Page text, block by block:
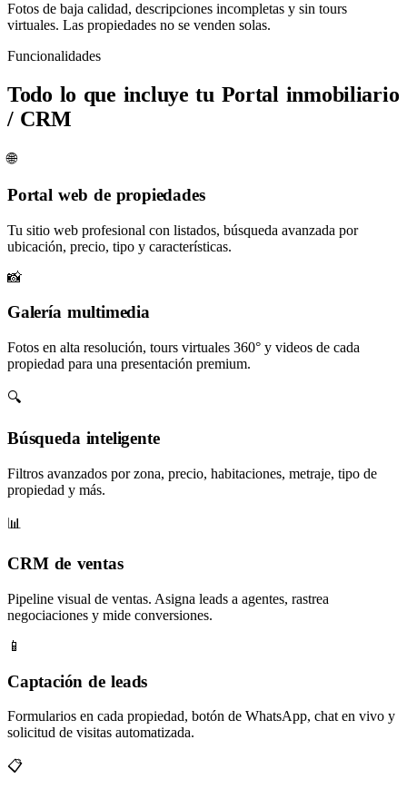
Fotos de baja calidad, descripciones incompletas y sin tours
virtuales. Las propiedades no se venden solas.
Funcionalidades
Todo lo que incluye tu Portal inmobiliario
/ CRM
🌐
Portal web de propiedades
Tu sitio web profesional con listados, búsqueda avanzada por
ubicación, precio, tipo y características.
📸
Galería multimedia
Fotos en alta resolución, tours virtuales 360° y videos de cada
propiedad para una presentación premium.
🔍
Búsqueda inteligente
Filtros avanzados por zona, precio, habitaciones, metraje, tipo de
propiedad y más.
📊
CRM de ventas
Pipeline visual de ventas. Asigna leads a agentes, rastrea
negociaciones y mide conversiones.
📱
Captación de leads
Formularios en cada propiedad, botón de WhatsApp, chat en vivo y
solicitud de visitas automatizada.
📋